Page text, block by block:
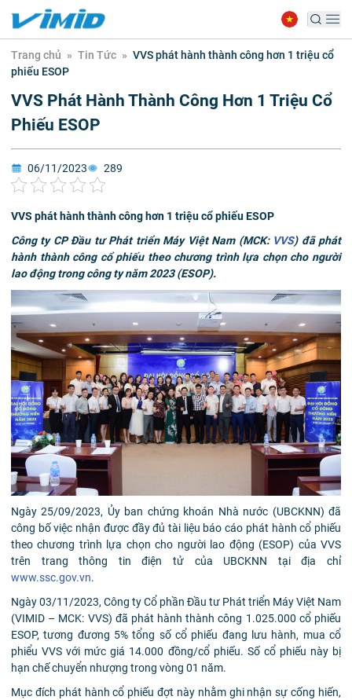
Trang chủ » Tin Tức » VVS phát hành thành công hơn 1 triệu cổ
phiếu ESOP
VVS Phát Hành Thành Công Hơn 1 Triệu Cổ
Phiếu ESOP
06/11/2023 289
VVS phát hành thành công hơn 1 triệu cổ phiếu ESOP
Công ty CP Đầu tư Phát triển Máy Việt Nam (MCK: VVS) đã phát
hành thành công cổ phiếu theo chương trình lựa chọn cho người
lao động trong công ty năm 2023 (ESOP).
Ngày 25/09/2023, Ủy ban chứng khoán Nhà nước (UBCKNN) đã
công bố việc nhận được đầy đủ tài liệu báo cáo phát hành cổ phiếu
theo chương trình lựa chọn cho người lao động (ESOP) của VVS
trên trang thông tin điện tử của UBCKNN tại địa chỉ
www.ssc.gov.vn.
Ngày 03/11/2023, Công ty Cổ phần Đầu tư Phát triển Máy Việt Nam
(VIMID – MCK: VVS) đã phát hành thành công 1.025.000 cổ phiếu
ESOP, tương đương 5% tổng số cổ phiếu đang lưu hành, mua cổ
phiểu VVS với mức giá 14.000 đồng/cổ phiếu. Số cổ phiếu này bị
hạn chế chuyển nhượng trong vòng 01 năm.
Mục đích phát hành cổ phiếu đợt này nhằm ghi nhận sự cống hiến,